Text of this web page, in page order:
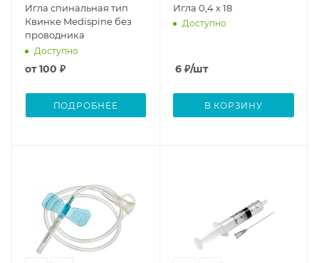
Игла спинальная тип
Квинке Medispine без
проводника
Доступно
от100 ₽
ПОДРОБНЕЕ
Игла 0,4 х 18
Доступно
6₽/шт
В КОРЗИНУ